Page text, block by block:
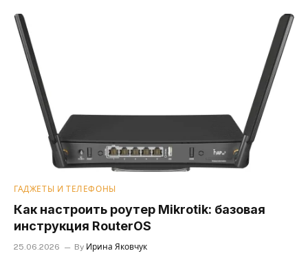
ГАДЖЕТЫ И ТЕЛЕФОНЫ
Как настроить роутер Mikrotik: базовая
инструкция RouterOS
25.06.2026 By Ирина Яковчук